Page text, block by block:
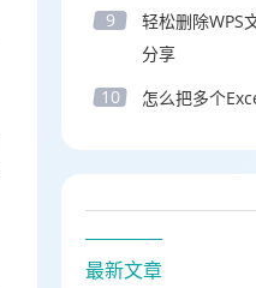
9
轻松删除WPS
分享
10
怎么把多个
最新文章